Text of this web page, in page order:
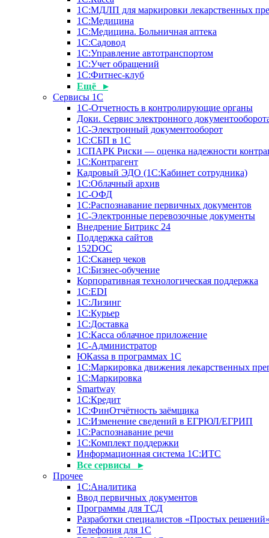
1С:МДЛП для маркировки лекарственных
1С:Медицина
1С:Медицина. Больничная аптека
1С:Садовод
1С:Управление автотранспортом
1С:Учет обращений
1С:Фитнес-клуб
Ещё ▸
Сервисы 1С
1С-Отчетность в контролирующие органы
Доки. Сервис электронного
1С-Электронный документооборот
1С:СБП в 1С
1СПАРК Риски — оценка надежности
1С:Контрагент
Кадровый ЭДО (1С:Кабинет сотрудника)
1С:Облачный архив
1С-ОФД
1С:Распознавание первичных документов
1С-Электронные перевозочные документы
Внедрение Битрикс 24
Поддержка сайтов
152DOC
1С:Сканер чеков
1С:Бизнес-обучение
Корпоративная технологическая поддержка
1С:ЕDI
1С:Лизинг
1С:Курьер
1С:Доставка
1С:Касса облачное приложение
1С-Администратор
ЮКаssа в программах 1С
1С:Маркировка движения лекарственных
1С:Маркировка
Smartway
1С:Кредит
1С:ФинОтчётность заёмщика
1С:Изменение сведений в ЕГРЮЛ/ЕГРИП
1С:Распознавание речи
1С:Комплект поддержки
Информационная система 1С:ИТС
Все сервисы ▸
Прочее
1С:Аналитика
Ввод первичных документов
Программы для ТСД
Разработки специалистов «Простых
Телефония для 1С